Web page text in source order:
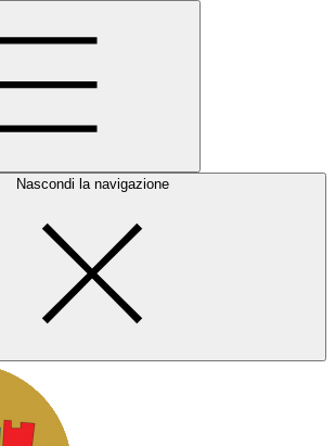
Nascondi la navigazione